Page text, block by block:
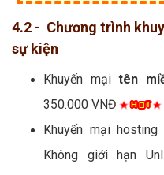
4.2 - Chương trình
sự kiện
Khuyến mạitên
350.000 VNĐ
Khuyến mại hosting
Không giới hạn